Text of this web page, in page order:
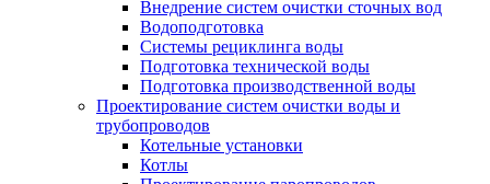
Внедрение систем очистки сточных вод
Водоподготовка
Системы рециклинга воды
Подготовка технической воды
Подготовка производственной воды
Проектирование систем очистки воды и
трубопроводов
Котельные установки
Котлы